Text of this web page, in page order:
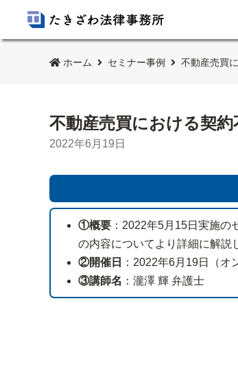
ホーム セミナー事例 不動産売買
不動産売買における契
2022年6月19日
①概要 ：2022年5月15日実施
の内容についてより詳細に解説
②開催日
：2022年6月19日（オ
③講師名 ：瀧澤 輝 弁護士